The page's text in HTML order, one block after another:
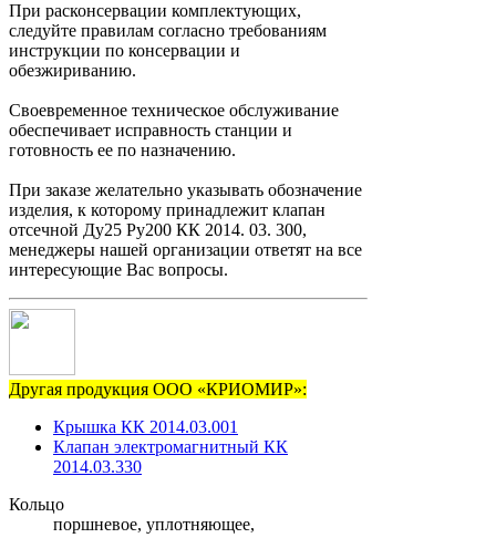
При расконсервации комплектующих,
следуйте правилам согласно требованиям
инструкции по консервации и
обезжириванию.
Своевременное техническое обслуживание
обеспечивает исправность станции и
готовность ее по назначению.
При заказе желательно указывать обозначение
изделия, к которому принадлежит клапан
отсечной Ду25 Ру200 КК 2014. 03. 300,
менеджеры нашей организации ответят на все
интересующие Вас вопросы.
Другая продукция ООО «КРИОМИР»:
Крышка КК 2014.03.001
Клапан электромагнитный КК
2014.03.330
Кольцо
поршневое, уплотняющее,